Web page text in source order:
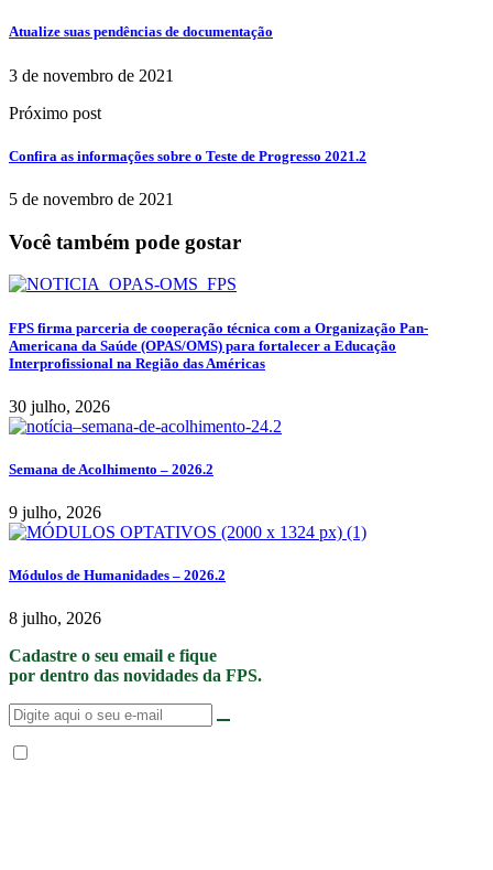
Atualize suas pendências de documentação
3 de novembro de 2021
Próximo post
Confira as informações sobre o Teste de Progresso 2021.2
5 de novembro de 2021
Você também pode gostar
FPS firma parceria de cooperação técnica com a Organização Pan-
Americana da Saúde (OPAS/OMS) para fortalecer a Educação
Interprofissional na Região das Américas
30 julho, 2026
Semana de Acolhimento – 2026.2
9 julho, 2026
Módulos de Humanidades – 2026.2
8 julho, 2026
Cadastre o seu email e fique
por dentro das novidades da FPS.